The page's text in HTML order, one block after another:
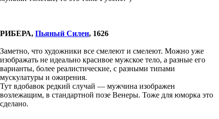
РИБЕРА, Пьяный Силен, 1626
Заметно, что художники все смелеют и смелеют. Можно уже
изображать не идеально красивое мужское тело, а разные его
варианты, более реалистические, с разными типами
мускулатуры и ожирения.
Тут вдобавок редкий случай — мужчина изображен
возлежащим, в стандартной позе Венеры. Тоже для юморка это
сделано.